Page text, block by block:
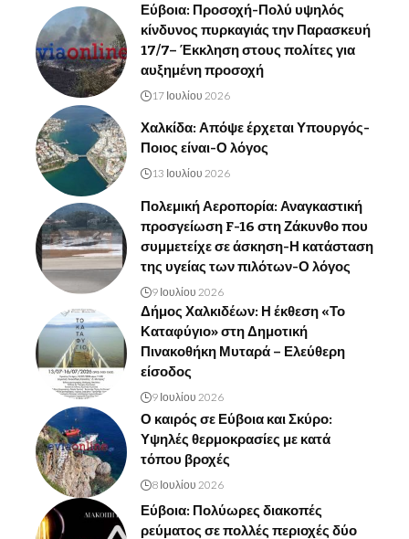
Εύβοια: Προσοχή-Πολύ υψηλός
κίνδυνος πυρκαγιάς την Παρασκευή
17/7– Έκκληση στους πολίτες για
αυξημένη προσοχή
17 Ιουλίου 2026
Χαλκίδα: Απόψε έρχεται Υπουργός-
Ποιος είναι-Ο λόγος
13 Ιουλίου 2026
Πολεμική Αεροπορία: Αναγκαστική
προσγείωση F-16 στη Ζάκυνθο που
συμμετείχε σε άσκηση-Η κατάσταση
της υγείας των πιλότων-Ο λόγος
9 Ιουλίου 2026
Δήμος Χαλκιδέων: Η έκθεση «Το
Καταφύγιο» στη Δημοτική
Πινακοθήκη Μυταρά – Ελεύθερη
είσοδος
9 Ιουλίου 2026
Ο καιρός σε Εύβοια και Σκύρο:
Υψηλές θερμοκρασίες με κατά
τόπου βροχές
8 Ιουλίου 2026
Εύβοια: Πολύωρες διακοπές
ρεύματος σε πολλές περιοχές δύο